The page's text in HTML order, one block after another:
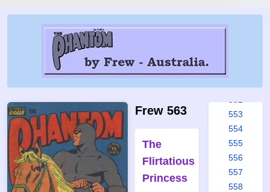
Frew 563
The
Flirtatious
Princess
546
553
554
555
556
557
558